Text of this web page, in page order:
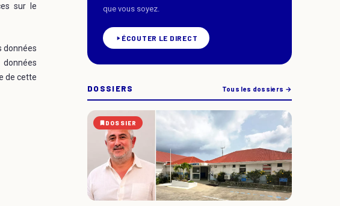
sur le
données
de cette
que vous soyez.
ÉCOUTER LE DIRECT
DOSSIERS Tous les dossiers →
DOSSIER